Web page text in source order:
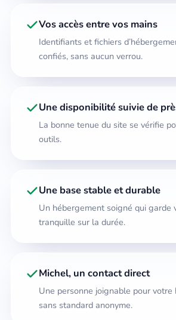
Vos accès entre vos mains
Identifiants et fichiers
confiés, sans aucun verrou.
Une disponibilité suivie de
La bonne tenue du site se vérifie
outils.
Une base stable et durable
Un hébergement soigné qui garde
tranquille sur la durée.
Michel, un contact direct
Une personne joignable pour votre
sans standard anonyme.